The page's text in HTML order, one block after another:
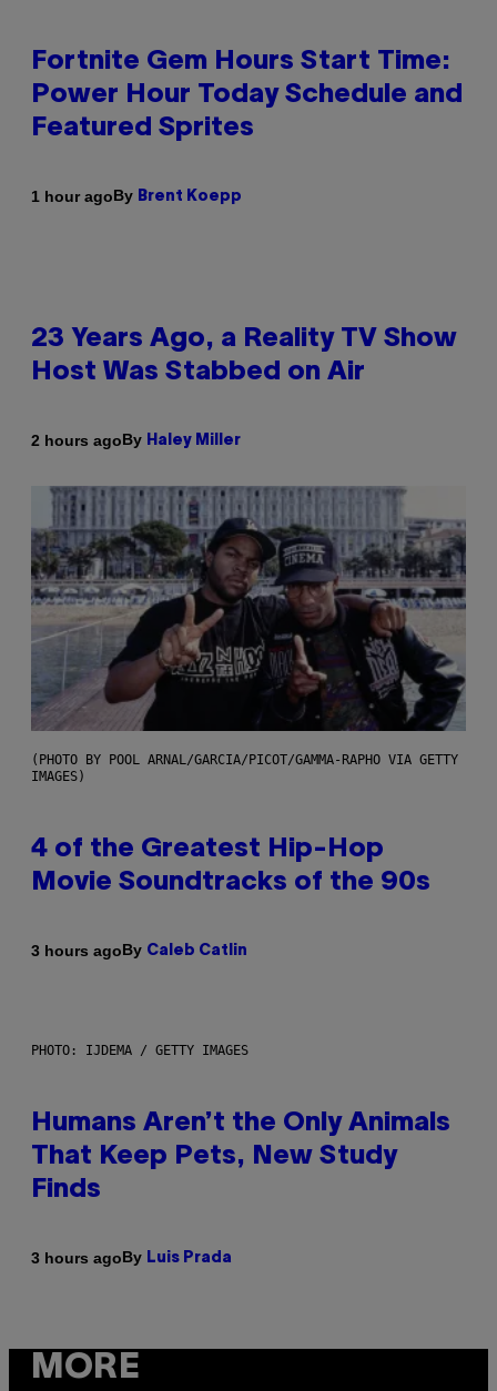
Fortnite Gem Hours Start Time:
Power Hour Today Schedule and
Featured Sprites
1 hour agoBy Brent Koepp
23 Years Ago, a Reality TV Show
Host Was Stabbed on Air
2 hours agoBy Haley Miller
(PHOTO BY POOL ARNAL/GARCIA/PICOT/GAMMA-RAPHO VIA GETTY
IMAGES)
4 of the Greatest Hip-Hop
Movie Soundtracks of the 90s
3 hours agoBy Caleb Catlin
PHOTO: IJDEMA / GETTY IMAGES
Humans Aren’t the Only Animals
That Keep Pets, New Study
Finds
3 hours agoBy Luis Prada
MORE